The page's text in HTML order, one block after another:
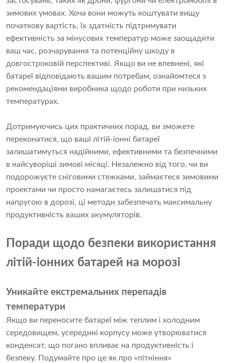
зимових умовах. Хоча вони можуть коштувати вищу
початкову вартість, їх здатність підтримувати
ефективність за мінусових температур може заощадити
ваш час, розчарування та потенційну шкоду в
довгостроковій перспективі. Якщо ви не впевнені, які
батареї відповідають вашим потребам, ознайомтеся з
рекомендаціями виробника щодо роботи при низьких
температурах.
Дотримуючись цих практичних порад, ви зможете
переконатися, що ваші літій-іонні батареї
залишатимуться надійними, ефективними та безпечними
в найсуворіші зимові місяці. Незалежно від того, чи ви
подорожуєте сніговими стежками, займаєтеся зимовими
проектами чи просто намагаєтесь залишатися під
напругою в дорозі, ці методи забезпечать максимальну
продуктивність ваших акумуляторів.
Поради щодо безпеки використання
літій-іонних батарей на морозі
Уникайте екстремальних перепадів
температури
Якщо ви переносите батареї між теплим і холодним
середовищем, усередині корпусу може утворюватися
конденсат, що погано впливає на продуктивність і
безпеку. Подумайте про це як про «пітніння»